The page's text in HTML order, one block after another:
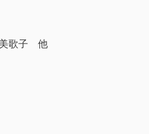
美歌子 他